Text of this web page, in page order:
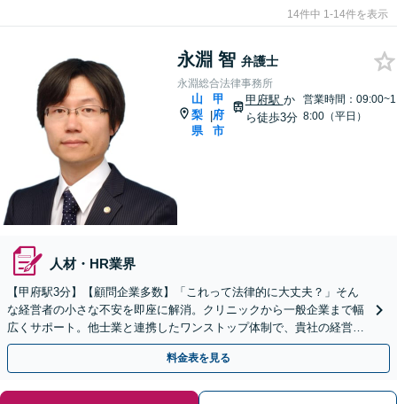
14件中 1-14件を表示
永淵 智 弁護士
永淵総合法律事務所
山
梨
県
|
甲
府
市
甲府駅 か
ら徒歩3分
営業時間：09:00~1
8:00（平日）
人材・HR業界
【甲府駅3分】【顧問企業多数】「これって法律的に大丈夫？」そん
な経営者の小さな不安を即座に解消。クリニックから一般企業まで幅
広くサポート。他士業と連携したワンストップ体制で、貴社の経営基
盤を強固に守り抜きます。【初回無料相談】
料金表を見る